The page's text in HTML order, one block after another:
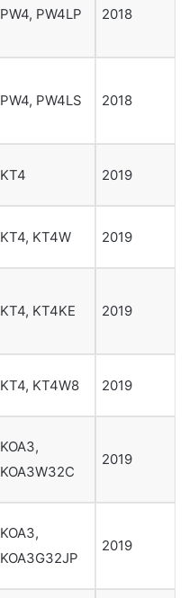
PW4, PW4LP 2018
PW4, PW4LS 2018
KT4 2019
KT4, KT4W 2019
KT4, KT4KE 2019
KT4, KT4W8 2019
KOA3,
KOA3W32C
2019
KOA3,
KOA3G32JP
2019